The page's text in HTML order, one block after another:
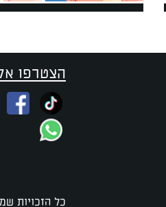
הצטרפו
כל הזכויות